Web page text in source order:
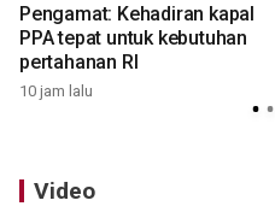
Pengamat: Kehadiran kapal
PPA tepat untuk kebutuhan
pertahanan RI
10 jam lalu
Video